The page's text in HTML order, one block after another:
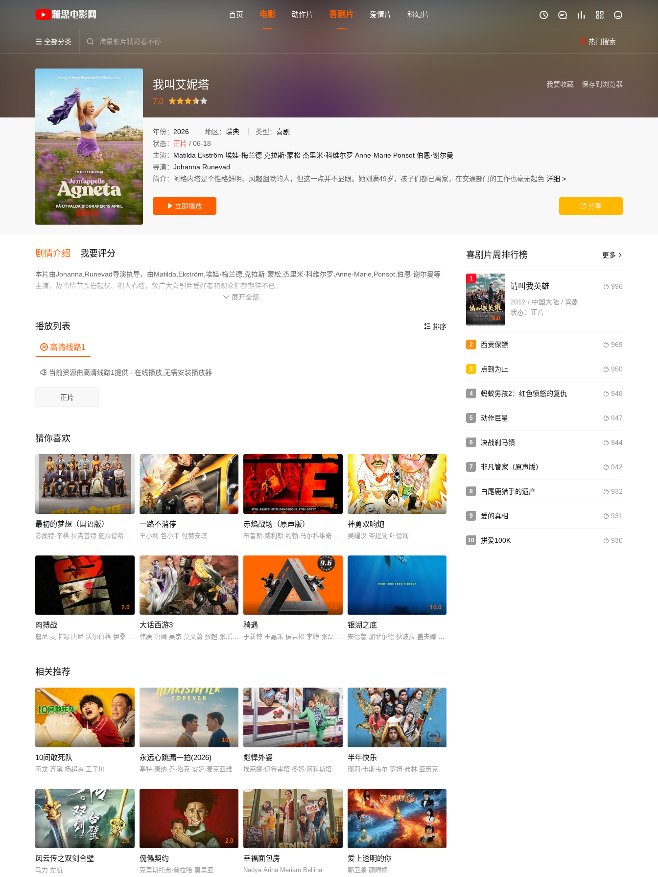
首页 电影 动作片 喜剧片 爱情片 科幻片     
 全部分类   热门搜索
《我叫艾妮塔》(2026)瑞典瑞典语高清电影免费在线观看 - 雅思电影网
保存到浏览器
我要收藏
我叫艾妮塔
7.0
推荐力荐
年份： 2026 地区： 瑞典 类型： 喜剧
状态： 正片 / 06-18
主演： Matilda Ekström 埃娃·梅兰德 克拉斯·蒙松 杰里米·科维尔罗 Anne-Marie Ponsot 伯恩·谢尔曼
导演： Johanna Runevad
简介：
阿格内塔是个性格鲜明、风趣幽默的人，但这一点并不显眼。她刚满49岁，孩子们都已离家，在交通部门的工作也毫无起色 详细 >
 立即播放  分享
剧情介绍 我要评分
本片由Johanna,Runevad导演执导，由Matilda,Ekström,埃娃·梅兰德,克拉斯·蒙松,杰里米·科维尔罗,Anne-Marie,Ponsot,伯恩·谢尔曼等
主演，故事情节跌岩起伏、扣人心弦，领广大喜剧片爱好者和观众们都期待不已。
阿格内塔是个性格鲜明、风趣幽默的人，但这一点并不显眼。她刚满49岁，孩子们都已离家，在交通部门的工作也毫无起色，阿格内塔
一试。
作为一部 上映的喜剧电影，在当期同类题材影片中具有一定的看点，在演员表现和剧情架构上也都有不错的亮点，剧情紧凑，角色塑造
鲜明，适合喜欢喜剧类电影的观众观看。
 展开全部
 排序
播放列表
 高清线路1
 当前资源由高清线路1提供 - 在线播放,无需安装播放器
正片
猜你喜欢
7.0
最初的梦想（国语版）
苏尚特·辛格·拉吉普特 施拉德哈·卡普尔 瓦伦·沙玛 普拉提克·巴巴尔 塔希尔·拉吉·巴辛 纳文·波利希蒂 图沙尔·潘迪 萨哈什·库马尔·舒克拉 罗希特·乔汉 纳尼什·尼尔 阿比纳夫·巴特查吉 尼尔·多克特 艾比希·约瑟夫·乔治 维沙
4.0
一路不消停
王小利 包小平 付赫安琪
9.0
赤焰战场（原声版）
布鲁斯·威利斯 约翰·马尔科维奇 玛丽-露易丝·帕克 卡尔·厄本 海伦·米伦 摩根·弗里曼 海迪·冯·帕利斯克 杰斐逊·布朗 克里斯·欧文斯 丽贝卡·彼得
3.0
神勇双响炮
吴耀汉 岑建勋 叶德娴
2.0
肉搏战
詹尼·麦卡锡 唐尼·沃尔伯格 伊桑·苏普利 卢卡斯·哈斯 李·特格森 劳伦·斯塔迈尔 Laura-Leigh 雷诺·维尔森 赵牡丹 芭芭拉·安·穆尔 阿肯 Joyce Bulifant Krista Kalmus 安德鲁·鲍文 雷·阿布鲁佐
5.0
大话西游3
韩庚 唐嫣 吴京 莫文蔚 张超 张瑶 王一博 钟欣潼 谢楠 何炅 胡静 黄征 刘镇伟 曹承衍 周艺轩 元奎 吕建民 飞儿 杜娟 王新刚 柴格 周瑾 郑文政 叶浏 刘静 彭鑫彤 西伟 余光洪
2.0
骑遇
于新博 王嘉禾 侯岩松 李峥 张磊 石梁一骁
10.0
银湖之底
安德鲁·加菲尔德 狄波拉·盖夫娜 丽莉·吉欧 瑞琪·琳德赫姆 克里斯·加恩 考莉·埃尔南德斯 杰西卡·马金森 丽兹
相关推荐
4.0
10间敢死队
蒋龙 齐溪 杨超越 王子川
10.0
永远心跳漏一拍(2026)
基特·康纳 乔·洛克 安娜·麦克西维尔·马
1.0
彪悍外婆
埃莱娜·伊鲁雷塔 冬妮·阿科斯塔 Gorka Aguinagalde Gorka Aguinagalde 桑迪亚哥·阿尔维努 埃斯佩兰萨·埃利普 Adrián Gámiz 索菲娅·冈萨雷斯 拉
5.0
半年快乐
珊莉·卡斯韦尔 罗姆·弗林 亚历克西·科诺 艾米·帕夫拉特 Jeff Dye
1.0
风云传之双剑合璧
马力 左航
2.0
傀儡契约
克里斯托弗·普拉哈 莫里亚
3.0
幸福面包房
Nadya Arina Meriam Bellina
9.0
爱上透明的你
郭卫鹏 颜瞳桐
更多 
喜剧片周排行榜
1
6.0
 996
请叫我英雄
2012 / 中国大陆 / 喜剧
状态：正片
2  969
西贡保镖
3  950
点到为止
4  948
蚂蚁男孩2：红色愤怒的复仇
5  947
动作巨星
6  944
决战刹马镇
7  942
非凡管家（原声版）
8  932
白尾鹿猎手的遗产
9  931
爱的真相
10  930
拼爱100K